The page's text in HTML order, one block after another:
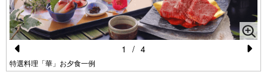
Pr
特選料理「華」お夕食一例
1 / 4